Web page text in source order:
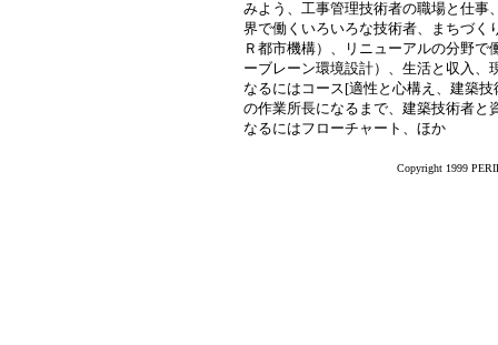
みよう、工事管理技術者の職場と仕事
界で働くいろいろな技術者、まちづく
Ｒ都市機構）、リニューアルの分野
ーブレーン環境設計）、生活と収入、
なるにはコース[適性と心構え、建築
の作業所長になるまで、建築技術者と
なるにはフローチャート、ほか
Copyright 1999